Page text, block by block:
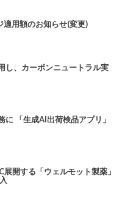
用額のお知らせ(変更)
し、カーボンニュートラル実
「生成AI出荷検品アプリ」
開する「ウェルモット製薬」